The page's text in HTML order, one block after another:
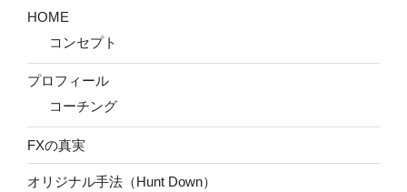
HOME
コンセプト
プロフィール
コーチング
FXの真実
オリジナル手法（Hunt Down）